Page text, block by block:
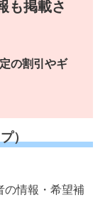
も掲載さ
の割引やギ
）
の情報・希望補